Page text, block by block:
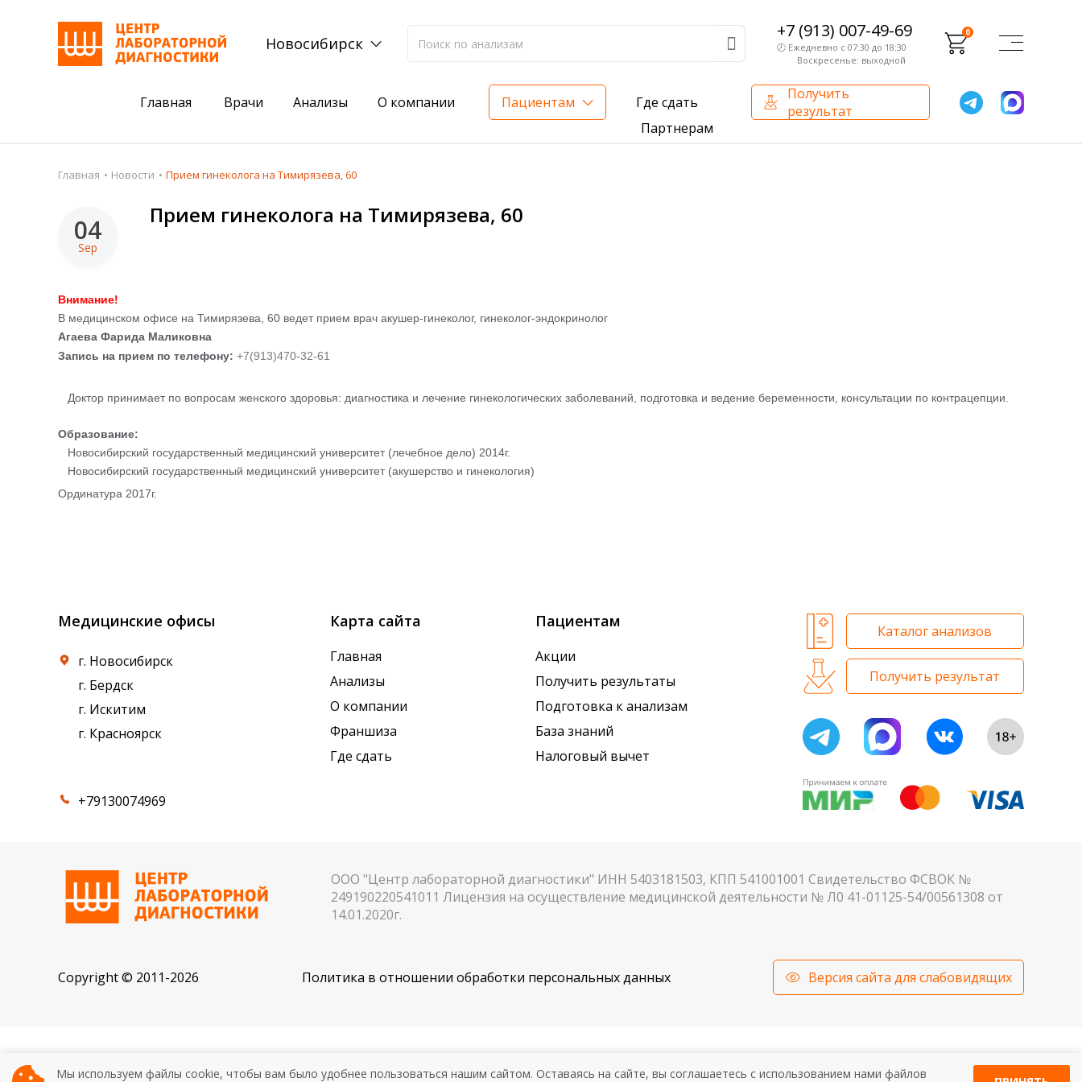
Новосибирск
+7 (913) 007-49-69
🕗 Ежедневно с 07:30 до 18:30
Воскресенье: выходной
0
Главная Врачи Анализы О компании Пациентам
Где сдать
Партнерам
Получить
результат
Пациентам
Анализы
Получить результаты
База знаний
Налоговый вычет
Акции
Комплексный анализ на жирорастворимые витамины — всего 3 999 ₽
Главная Новости Прием гинеколога на Тимирязева, 60
04
Sep
Прием гинеколога на Тимирязева, 60
Внимание!
В медицинском офисе на Тимирязева, 60 ведет прием врач акушер-гинеколог, гинеколог-эндокринолог
Агаева Фарида Маликовна
Запись на прием по телефону: +7(913)470-32-61
Доктор принимает по вопросам женского здоровья: диагностика и лечение гинекологических заболеваний, подготовка и ведение беременности, консультации по контрацепции.
Образование:
Новосибирский государственный медицинский университет (лечебное дело) 2014г.
Новосибирский государственный медицинский университет (акушерство и гинекология)
Ординатура 2017г.
Медицинские офисы
г. Новосибирск
г. Бердск
г. Искитим
г. Красноярск
+79130074969
Карта сайта
Главная
Анализы
О компании
Франшиза
Где сдать
Пациентам
Акции
Получить результаты
Подготовка к анализам
База знаний
Налоговый вычет
Каталог анализов
Получить результат
ООО "Центр лабораторной диагностики" ИНН 5403181503, КПП 541001001 Свидетельство ФСВОК №
249190220541011 Лицензия на осуществление медицинской деятельности № Л0 41-01125-54/00561308 от
14.01.2020г.
Copyright © 2011-2026 Политика в отношении обработки персональных данных Версия сайта для слабовидящих
ИМЕЮТСЯ ПРОТИВОПОКАЗАНИЯ. НЕОБХОДИМА КОНСУЛЬТАЦИЯ СПЕЦИАЛИСТА.
Мы используем файлы cookie, чтобы вам было удобнее пользоваться нашим сайтом. Оставаясь на сайте, вы соглашаетесь c использованием нами файлов